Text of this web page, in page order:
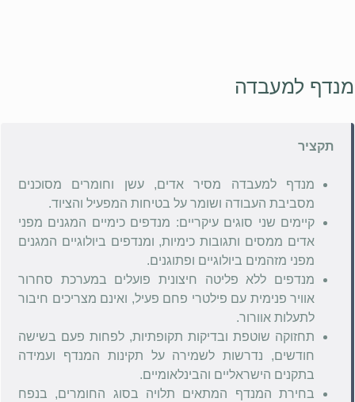
מנדף למעבדה
תקציר
מנדף למעבדה מסיר אדים, עשן וחומרים מסוכנים
מסביבת העבודה ושומר על בטיחות המפעיל והציוד.
קיימים שני סוגים עיקריים: מנדפים כימיים המגנים מפני
אדים ממסים ותגובות כימיות, ומנדפים ביולוגיים המגנים
מפני מזהמים ביולוגיים ופתוגנים.
מנדפים ללא פליטה חיצונית פועלים במערכת סחרור
אוויר פנימית עם פילטרי פחם פעיל, ואינם מצריכים חיבור
לתעלות אוורור.
תחזוקה שוטפת ובדיקות תקופתיות, לפחות פעם בשישה
חודשים, נדרשות לשמירה על תקינות המנדף ועמידה
בתקנים הישראליים והבינלאומיים.
בחירת המנדף המתאים תלויה בסוג החומרים, בנפח